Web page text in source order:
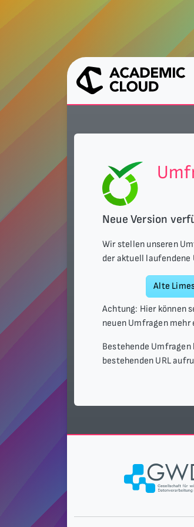
Neue Version
Wir stellen unseren
der aktuell
Alte
Achtung: Hier können
neuen Umfragen
Bestehende
bestehenden URL